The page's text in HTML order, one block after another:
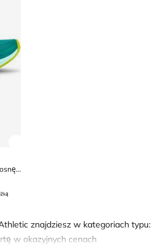
Buty sportowe damskie na wiosnę Topo Athletic
znajdziesz w kategoriach typu:
w okazyjnych cenach